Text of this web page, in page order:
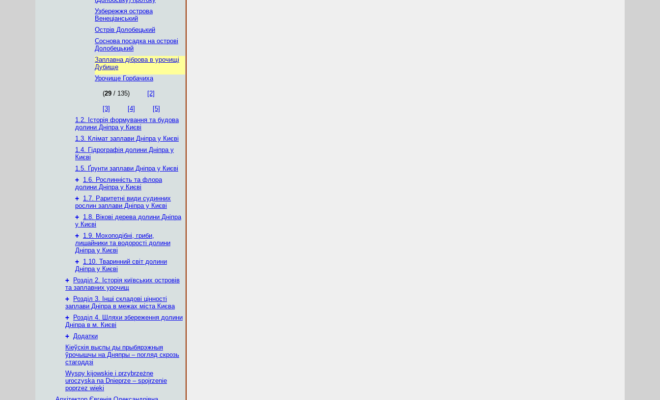
Узбережжя острова
Венеціанський
Острів Долобецький
Соснова посадка на острові
Долобецький
Заплавна діброва в урочищі
Дубище
Урочище Горбачиха
(29 / 135) [2]
[3] [4]
[5]
1.2. Історія формування та будова
долини Дніпра у Києві
1.3. Клімат заплави Дніпра у Києві
1.4. Гідрографія долини Дніпра у
Києві
1.5. Ґрунти заплави Дніпра у Києві
+ 1.6. Рослинність та флора
долини Дніпра у Києві
+ 1.7. Раритетні види судинних
рослин заплави Дніпра у Києві
+ 1.8. Вікові дерева долини Дніпра
у Києві
+ 1.9. Мохоподібні, гриби,
лишайники та водорості долини
Дніпра у Києві
+ 1.10. Тваринний світ долини
Дніпра у Києві
+
Розділ 2. Історія київських островів
та заплавних урочищ
+
Розділ 3. Інші складові цінності
заплави Дніпра в межах міста Києва
+
Розділ 4. Шляхи збереження долини
Дніпра в м. Києві
+ Додатки
Кіеўскія выспы ды прыбярэжныя
ўрочышчы на Дняпры – погляд скрозь
стагоддзі
Wyspy kijowskie i przybrzeżne
uroczyska na Dnieprze – spojrzenie
poprzez wieki